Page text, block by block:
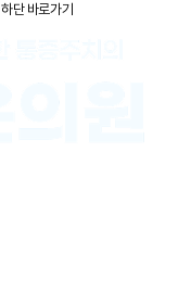
하단 바로가기